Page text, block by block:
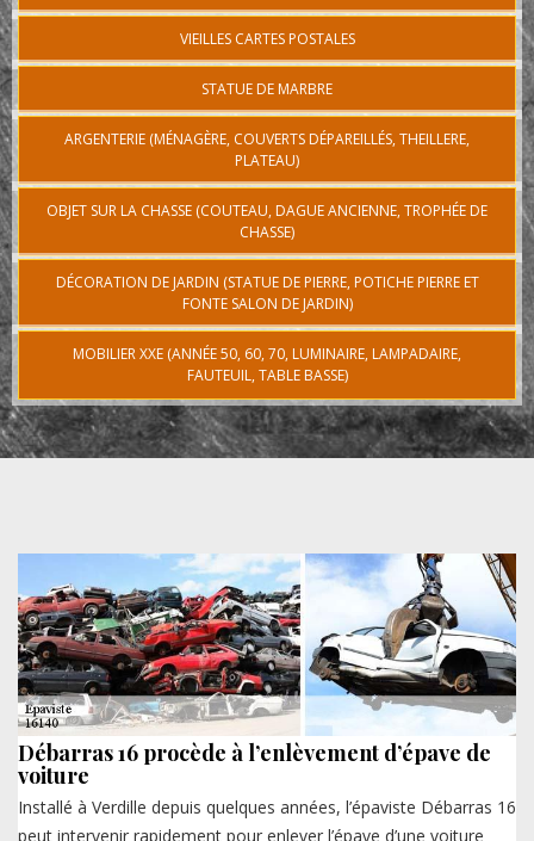
VIEILLES CARTES POSTALES
STATUE DE MARBRE
ARGENTERIE (MÉNAGÈRE, COUVERTS DÉPAREILLÉS, THEILLERE,
PLATEAU)
OBJET SUR LA CHASSE (COUTEAU, DAGUE ANCIENNE, TROPHÉE DE
CHASSE)
DÉCORATION DE JARDIN (STATUE DE PIERRE, POTICHE PIERRE ET
FONTE SALON DE JARDIN)
MOBILIER XXE (ANNÉE 50, 60, 70, LUMINAIRE, LAMPADAIRE,
FAUTEUIL, TABLE BASSE)
Débarras 16 procède à l’enlèvement d’épave de
voiture
Installé à Verdille depuis quelques années, l’épaviste Débarras 16
peut intervenir rapidement pour enlever l’épave d’une voiture